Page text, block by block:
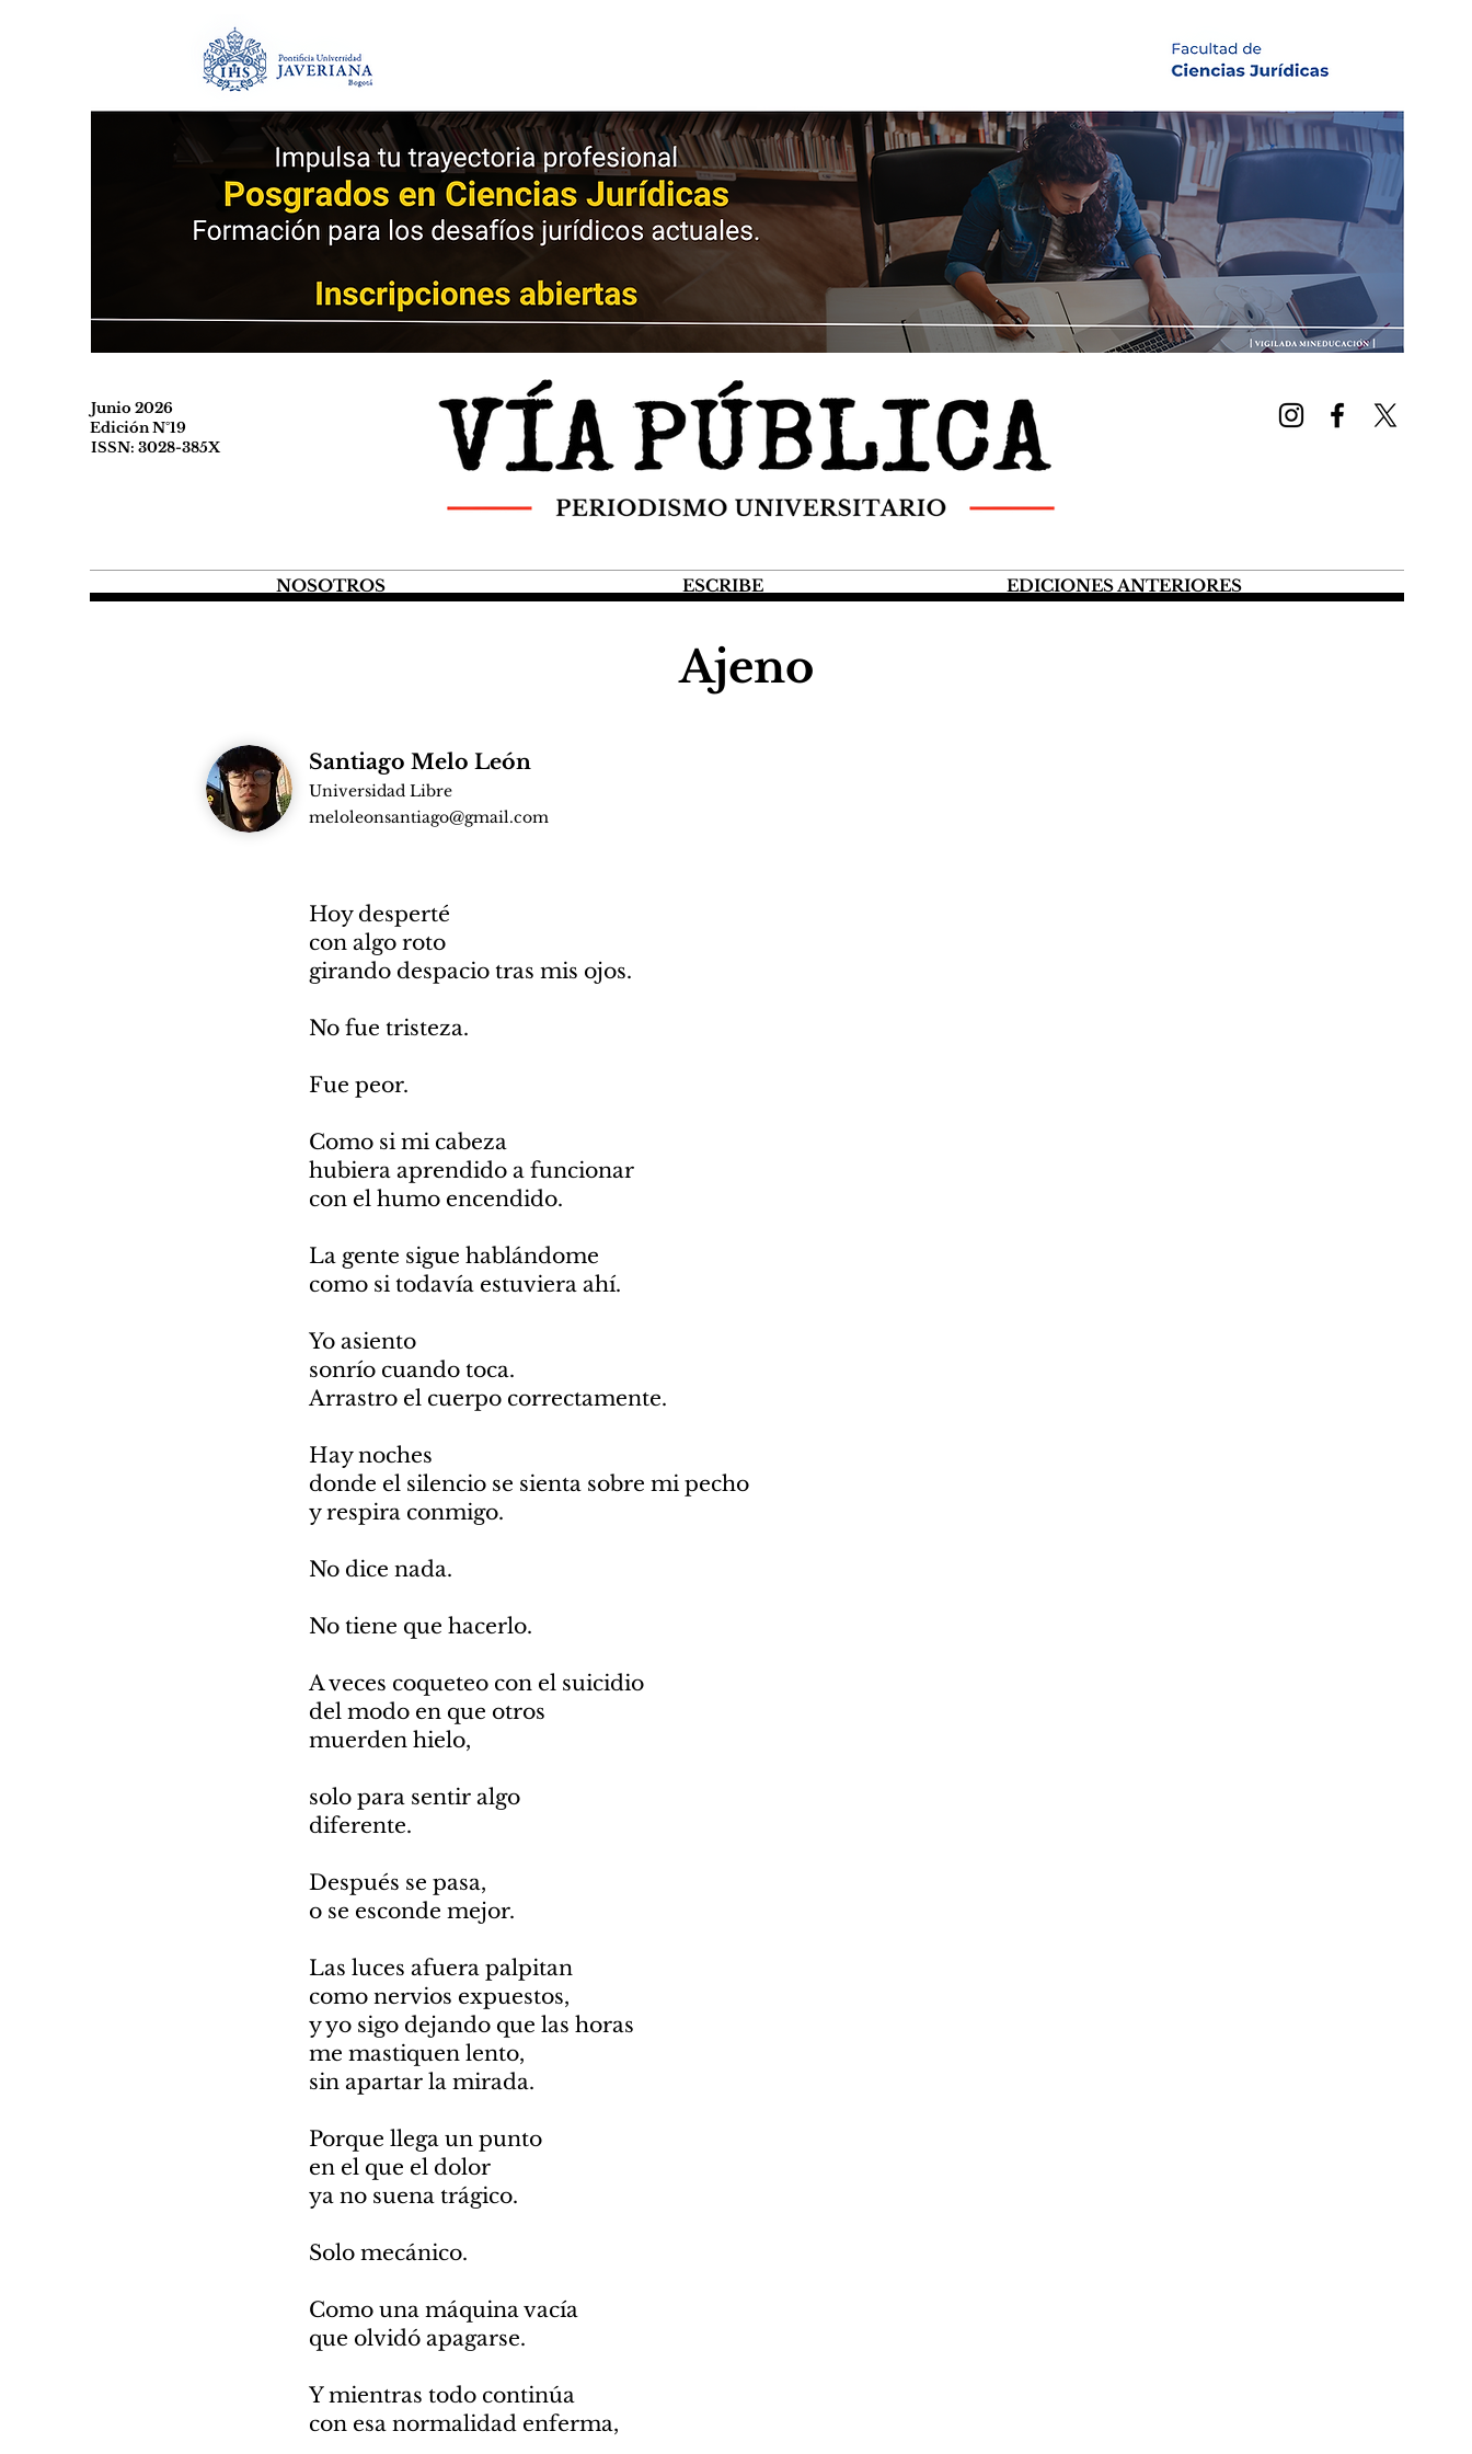
Junio 2026
Edición N°19
ISSN: 3028-385X
NOSOTROS ESCRIBE EDICIONES ANTERIORES
Ajeno
Santiago Melo León
Universidad Libre
meloleonsantiago@gmail.com
Hoy desperté
con algo roto
girando despacio tras mis ojos.
No fue tristeza.
Fue peor.
Como si mi cabeza
hubiera aprendido a funcionar
con el humo encendido.
La gente sigue hablándome
como si todavía estuviera ahí.
Yo asiento
sonrío cuando toca.
Arrastro el cuerpo correctamente.
Hay noches
donde el silencio se sienta sobre mi pecho
y respira conmigo.
No dice nada.
No tiene que hacerlo.
A veces coqueteo con el suicidio
del modo en que otros
muerden hielo,
solo para sentir algo
diferente.
Después se pasa,
o se esconde mejor.
Las luces afuera palpitan
como nervios expuestos,
y yo sigo dejando que las horas
me mastiquen lento,
sin apartar la mirada.
Porque llega un punto
en el que el dolor
ya no suena trágico.
Solo mecánico.
Como una máquina vacía
que olvidó apagarse.
Y mientras todo continúa
con esa normalidad enferma,